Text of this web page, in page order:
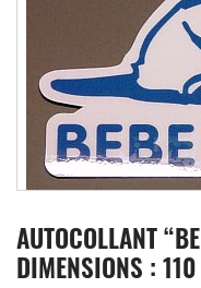
AUTOCOLLANT
DIMENSIONS :